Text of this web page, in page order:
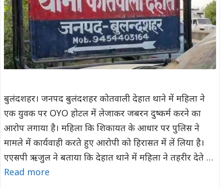
बुलंदशहर। जनपद बुलंदशहर कोतवाली देहात थाने में महिला ने
एक युवक पर OYO होटल में लेजाकर जबरन दुष्कर्म करने का
आरोप लगाया है। महिला कि शिकायत के आधार पर पुलिस ने
मामले में कार्यवाही करते हुए आरोपी को हिरासत में लें लिया है।
एएसपी ऋजुल ने बताया कि देहात थाने में महिला ने तहरीर देते …
Read more